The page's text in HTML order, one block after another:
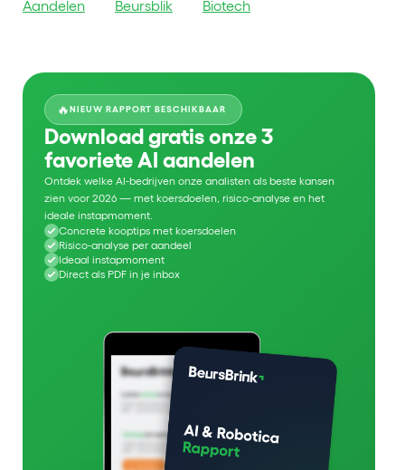
Aandelen
Beursblik Biotech
🔥NIEUW RAPPORT BESCHIKBAAR
Download gratis onze 3
favoriete AI aandelen
Ontdek welke AI-bedrijven onze analisten als beste kansen
zien voor 2026 — met koersdoelen, risico-analyse en het
ideale instapmoment.
Concrete kooptips met koersdoelen
Risico-analyse per aandeel
Ideaal instapmoment
Direct als PDF in je inbox